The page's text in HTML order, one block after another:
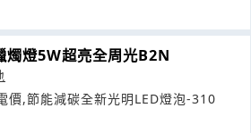
燭燈5W超亮全周光B2N
價,節能減碳全新光明LED燈泡-310